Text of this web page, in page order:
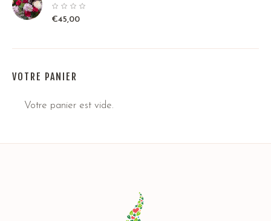
€45,00
VOTRE PANIER
Votre panier est vide.